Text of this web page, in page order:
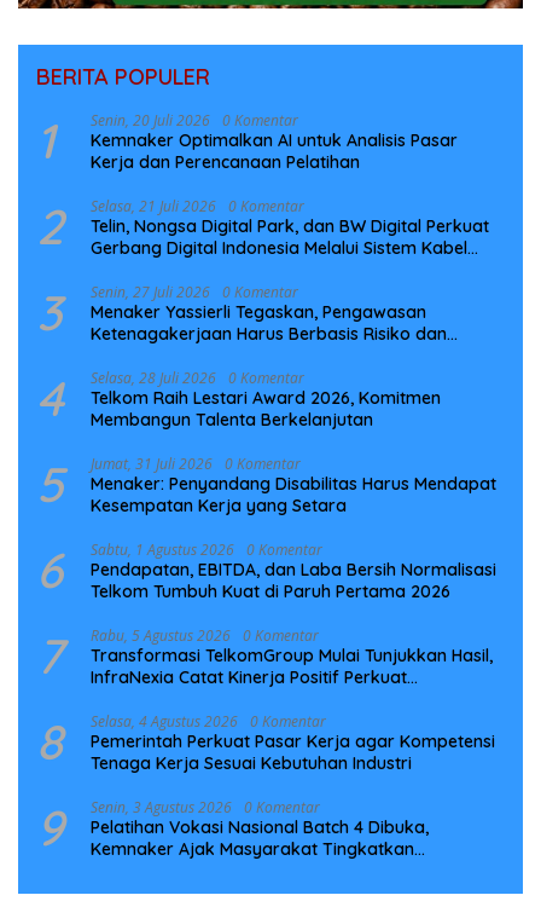
BERITA POPULER
1 Senin, 20 Juli 2026 0 Komentar
Kemnaker Optimalkan AI untuk Analisis Pasar
Kerja dan Perencanaan Pelatihan
2 Selasa, 21 Juli 2026 0 Komentar
Telin, Nongsa Digital Park, dan BW Digital Perkuat
Gerbang Digital Indonesia Melalui Sistem Kabel
3 Senin, 27 Juli 2026 0 Komentar
Menaker Yassierli Tegaskan, Pengawasan
Ketenagakerjaan Harus Berbasis Risiko dan
4 Selasa, 28 Juli 2026 0 Komentar
Telkom Raih Lestari Award 2026, Komitmen
Membangun Talenta Berkelanjutan
5 Jumat, 31 Juli 2026 0 Komentar
Menaker: Penyandang Disabilitas Harus Mendapat
Kesempatan Kerja yang Setara
6 Sabtu, 1 Agustus 2026 0 Komentar
Pendapatan, EBITDA, dan Laba Bersih Normalisasi
Telkom Tumbuh Kuat di Paruh Pertama 2026
7 Rabu, 5 Agustus 2026 0 Komentar
Transformasi TelkomGroup Mulai Tunjukkan Hasil,
InfraNexia Catat Kinerja Positif Perkuat
8 Selasa, 4 Agustus 2026 0 Komentar
Pemerintah Perkuat Pasar Kerja agar Kompetensi
Tenaga Kerja Sesuai Kebutuhan Industri
9 Senin, 3 Agustus 2026 0 Komentar
Pelatihan Vokasi Nasional Batch 4 Dibuka,
Kemnaker Ajak Masyarakat Tingkatkan